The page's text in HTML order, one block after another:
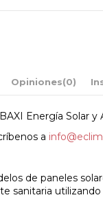
Opiniones(0)
Energía Solar y
a
de paneles
sanitaria